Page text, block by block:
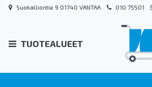
Suokalliontie 9 01740 VANTAA 010 75501
TUOTEALUEET